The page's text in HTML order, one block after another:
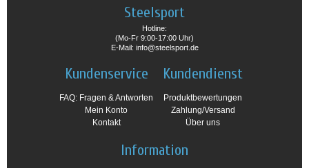
Steelsport
Hotline:
(Mo-Fr 9:00-17:00 Uhr)
E-Mail: info@steelsport.de
Kundenservice
FAQ: Fragen & Antworten
Mein Konto
Kontakt
Kundendienst
Produktbewertungen
Zahlung/Versand
Über uns
Information